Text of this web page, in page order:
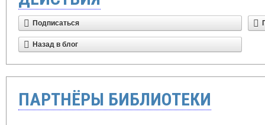
Подписаться
Назад в блог
ПАРТНЁРЫ БИБЛИОТЕКИ